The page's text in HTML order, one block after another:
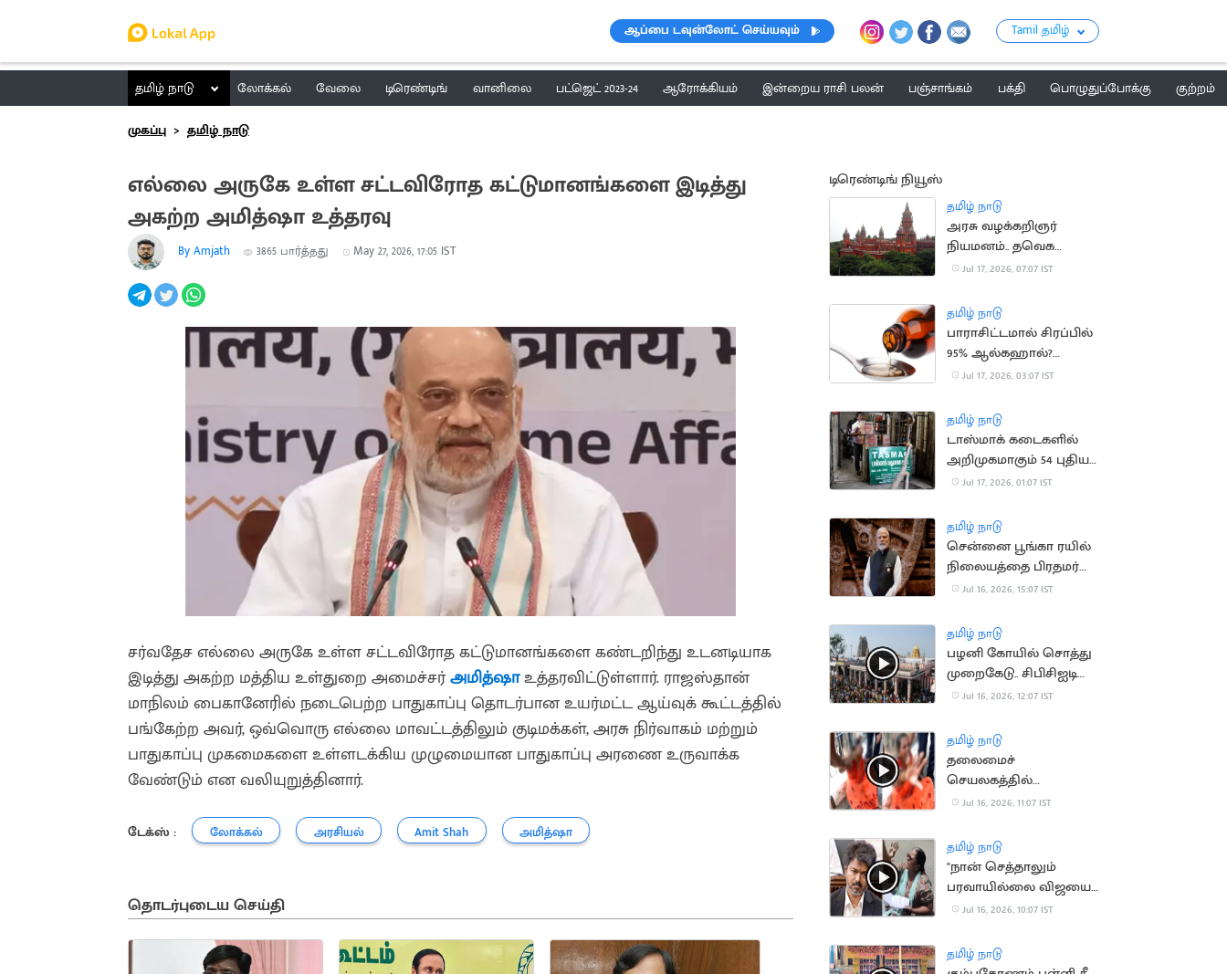
ஆப்பை டவுன்லோட் செய்யவும் Tamil தமிழ்
தமிழ் நாடு லோக்கல் வேலை டிரெண்டிங் வானிலை பட்ஜெட் 2023-24 ஆரோக்கியம் இன்றைய ராசி பலன் பஞ்சாங்கம் பக்தி பொழுதுப்போக்கு
குற்றம்
முகப்பு
தமிழ் நாடு
எல்லை அருகே உள்ள சட்டவிரோத கட்டுமானங்களை இடித்து
அகற்ற அமித்ஷா உத்தரவு
By Amjath 3865 பார்த்தது May 27, 2026, 17:05 IST
சர்வதேச எல்லை அருகே உள்ள சட்டவிரோத கட்டுமானங்களை கண்டறிந்து உடனடியாக
இடித்து அகற்ற மத்திய உள்துறை அமைச்சர்அமித்ஷாஉத்தரவிட்டுள்ளார். ராஜஸ்தான்
மாநிலம் பைகானேரில் நடைபெற்ற பாதுகாப்பு தொடர்பான உயர்மட்ட ஆய்வுக் கூட்டத்தில்
பங்கேற்ற அவர், ஒவ்வொரு எல்லை மாவட்டத்திலும் குடிமக்கள், அரசு நிர்வாகம் மற்றும்
பாதுகாப்பு முகமைகளை உள்ளடக்கிய முழுமையான பாதுகாப்பு அரணை உருவாக்க
வேண்டும் என வலியுறுத்தினார்.
டேக்ஸ் : லோக்கல் அரசியல் Amit Shah அமித்ஷா
தொடர்புடைய செய்தி
டிரெண்டிங் நியூஸ்
தமிழ் நாடு
அரசு வழக்கறிஞர்
நியமனம்.. தவெக
அரசுக்கு சாதகமாக
Jul 17, 2026, 07:07 IST
தமிழ் நாடு
பாராசிட்டமால் சிரப்பில்
95% ஆல்கஹால்?
வதந்திக்கு முற்றுப்புள்ளி
Jul 17, 2026, 03:07 IST
தமிழ் நாடு
டாஸ்மாக் கடைகளில்
அறிமுகமாகும் 54 புதிய
பிராண்ட் மது வகைகள்
Jul 17, 2026, 01:07 IST
தமிழ் நாடு
சென்னை பூங்கா ரயில்
நிலையத்தை பிரதமர்
மோடி நாளை திறந்து
Jul 16, 2026, 15:07 IST
தமிழ் நாடு
பழனி கோயில் சொத்து
முறைகேடு.. சிபிசிஐடி
விசாரணை
Jul 16, 2026, 12:07 IST
தமிழ் நாடு
தலைமைச்
செயலகத்தில்
தீக்குளிக்க முயன்ற
Jul 16, 2026, 11:07 IST
தமிழ் நாடு
"நான் செத்தாலும்
பரவாயில்லை விஜயை
பாக்கணும்".. பெண்
Jul 16, 2026, 10:07 IST
தமிழ் நாடு